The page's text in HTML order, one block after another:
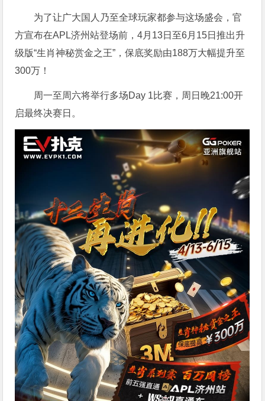
为了让广大国人乃至全球玩家都参与这场盛会，官
方宣布在APL济州站登场前，4月13日至6月15日推出升
级版“生肖神秘赏金之王”，保底奖励由188万大幅提升至
300万！
周一至周六将举行多场Day 1比赛，周日晚21:00开
启最终决赛日。